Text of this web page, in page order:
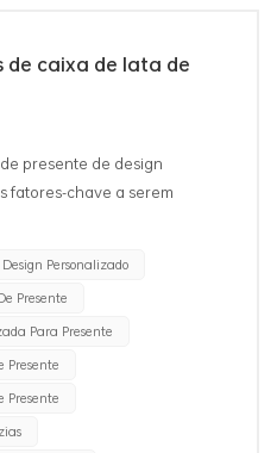
de caixa de lata de
presente de design
fatores-chave a serem
O design da caixa de
atraente e atraente para
destinatário. Isso pode ser
cores, padrões e gráficos
a marca ou o tema do
lata de promoção de
a identidade da
Personalizado
Presente
Para Presente
Presente
Presente